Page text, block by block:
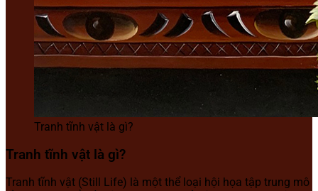
Tranh tĩnh vật là gì?
Tranh tĩnh vật là gì?
Tranh tĩnh vật (Still Life) là một thể loại hội họa tập trung mô